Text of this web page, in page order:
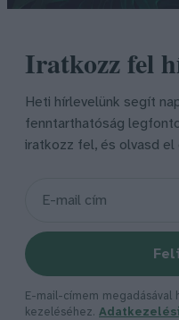
Iratkozz fel
Heti hírlevelünk segít
fenntarthatóság
iratkozz fel, és olvasd el
E-mail-címem megadásával
kezeléséhez.